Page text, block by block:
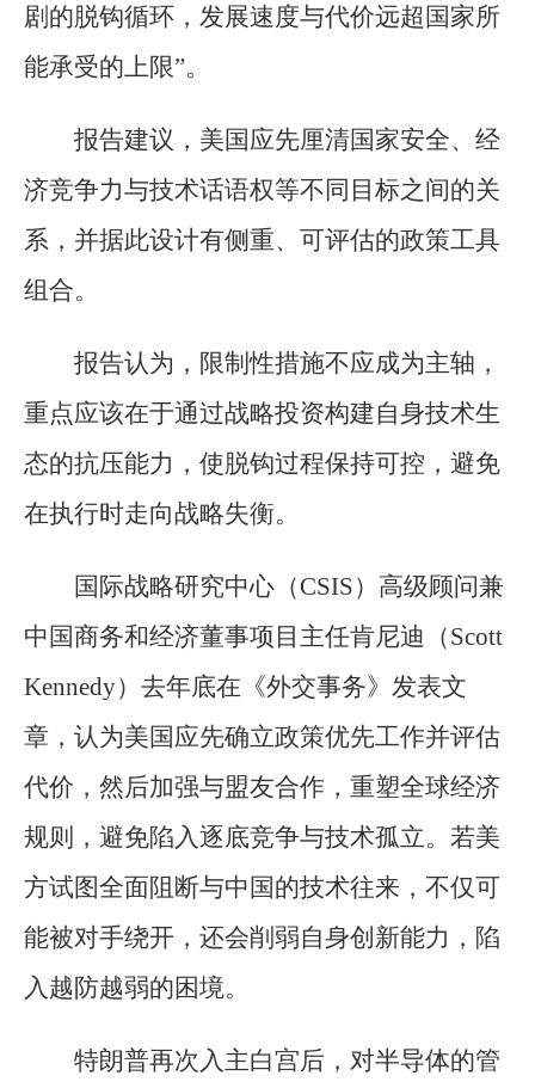
剧的脱钩循环，发展速度与代价远超国家所
能承受的上限”。
报告建议，美国应先厘清国家安全、经
济竞争力与技术话语权等不同目标之间的关
系，并据此设计有侧重、可评估的政策工具
组合。
报告认为，限制性措施不应成为主轴，
重点应该在于通过战略投资构建自身技术生
态的抗压能力，使脱钩过程保持可控，避免
在执行时走向战略失衡。
国际战略研究中心（CSIS）高级顾问兼
中国商务和经济董事项目主任肯尼迪（Scott
Kennedy）去年底在《外交事务》发表文
章，认为美国应先确立政策优先工作并评估
代价，然后加强与盟友合作，重塑全球经济
规则，避免陷入逐底竞争与技术孤立。若美
方试图全面阻断与中国的技术往来，不仅可
能被对手绕开，还会削弱自身创新能力，陷
入越防越弱的困境。
特朗普再次入主白宫后，对半导体的管